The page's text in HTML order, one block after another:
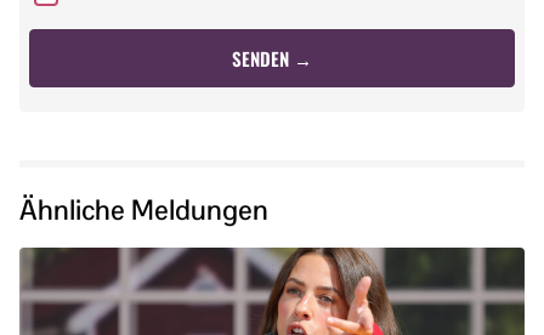
Ähnliche Meldungen